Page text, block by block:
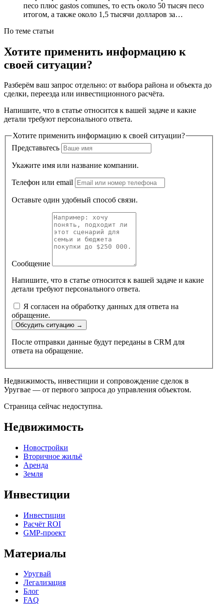
песо плюс gastos comunes, то есть около 50 тысяч песо
итогом, а также около 1,5 тысячи долларов за…
По теме статьи
Хотите применить информацию к
своей ситуации?
Разберём ваш запрос отдельно: от выбора района и объекта до
сделки, переезда или инвестиционного расчёта.
Напишите, что в статье относится к вашей задаче и какие
детали требуют персонального ответа.
Хотите применить информацию к своей ситуации?
Представьтесь
Укажите имя или название компании.
Телефон или email
Оставьте один удобный способ связи.
Сообщение
Напишите, что в статье относится к вашей задаче и какие
детали требуют персонального ответа.
Я согласен на обработку данных для ответа на
обращение.
Обсудить ситуацию →
После отправки данные будут переданы в CRM для
ответа на обращение.
Недвижимость, инвестиции и сопровождение сделок в
Уругвае — от первого запроса до управления объектом.
Страница сейчас недоступна.
Недвижимость
Новостройки
Вторичное жильё
Аренда
Земля
Инвестиции
Инвестиции
Расчёт ROI
GMP-проект
Материалы
Уругвай
Легализация
Блог
FAQ